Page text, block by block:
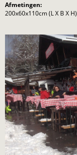
Afmetingen:
200x60x110cm (L X B X H)